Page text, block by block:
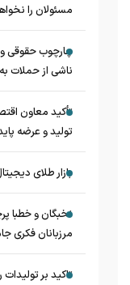
مسئولان را
چارچوب حقوقی
ناشی از حملات
تأکید معاون
تولید و عرضه
بازار طلای
نخبگان و خطبا
مرزبانان فکری
تاکید بر